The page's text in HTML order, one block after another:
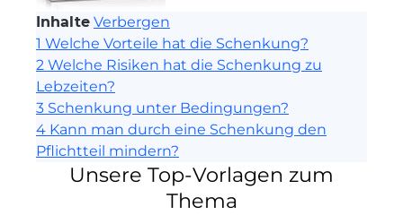
Inhalte Verbergen
1 Welche Vorteile hat die Schenkung?
2 Welche Risiken hat die Schenkung zu
Lebzeiten?
3 Schenkung unter Bedingungen?
4 Kann man durch eine Schenkung den
Pflichtteil mindern?
Unsere Top-Vorlagen zum
Thema